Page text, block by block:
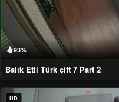
93%
Balık Etli Türk çift 7 Part 2
HD